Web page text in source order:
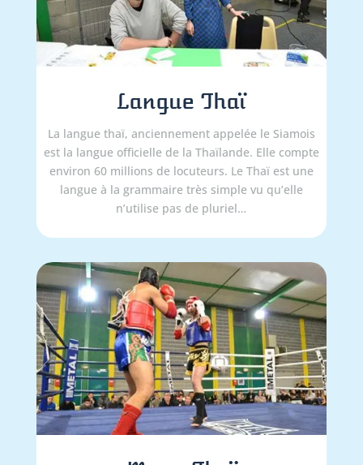
Langue Thaï
La langue thaï, anciennement appelée le Siamois
est la langue officielle de la Thaïlande. Elle compte
environ 60 millions de locuteurs. Le Thaï est une
langue à la grammaire très simple vu qu’elle
n’utilise pas de pluriel…